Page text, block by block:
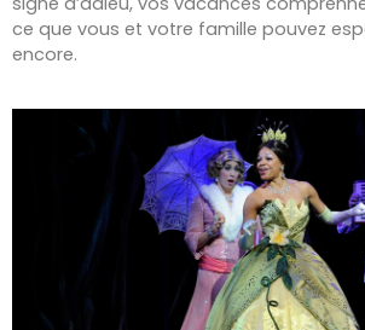
ce que vous et votre famille pouvez
encore.